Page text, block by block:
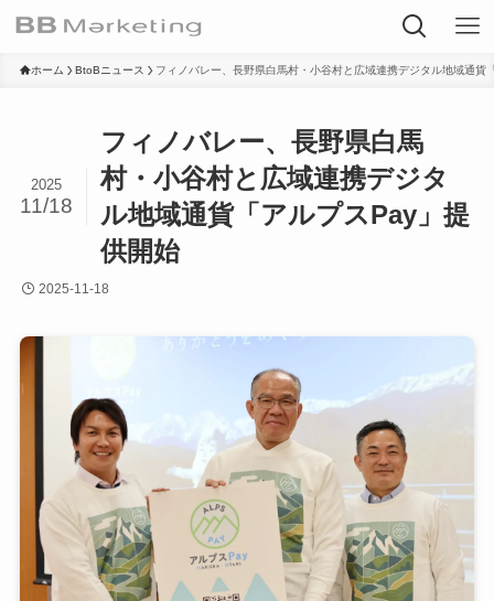
ホーム BtoBニュース フィノバレー、長野県白馬村・小谷村と広域連携デジタル地域通貨
フィノバレー、長野県白馬
村・小谷村と広域連携デジタ
ル地域通貨「アルプスPay」提
供開始
2025
11/18
2025-11-18